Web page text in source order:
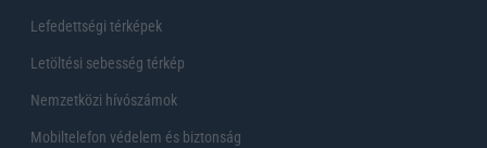
Lefedettségi térképek
Letöltési sebesség térkép
Nemzetközi hívószámok
Mobiltelefon védelem és biztonság